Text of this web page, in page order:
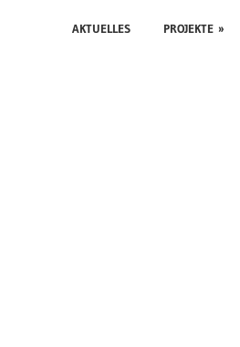
AKTUELLES PROJEKTE »